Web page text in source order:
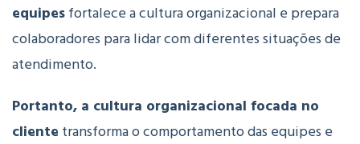
equipesfortaleceaculturaorganizacional e prepara
colaboradores paralidarcomdiferentessituaçõesde
atendimento.
Portanto, a cultura organizacional focada no
cliente transformaocomportamentodas equipes e